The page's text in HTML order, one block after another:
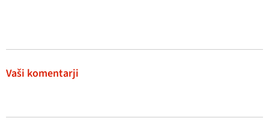
Vaši komentarji